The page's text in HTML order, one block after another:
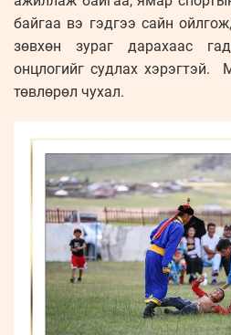
байгаа вэ гэдгээ сайн
зөвхөн зураг дарахаас
онцлогийг судлах хэрэгтэй.
төвлөрөл чухал.